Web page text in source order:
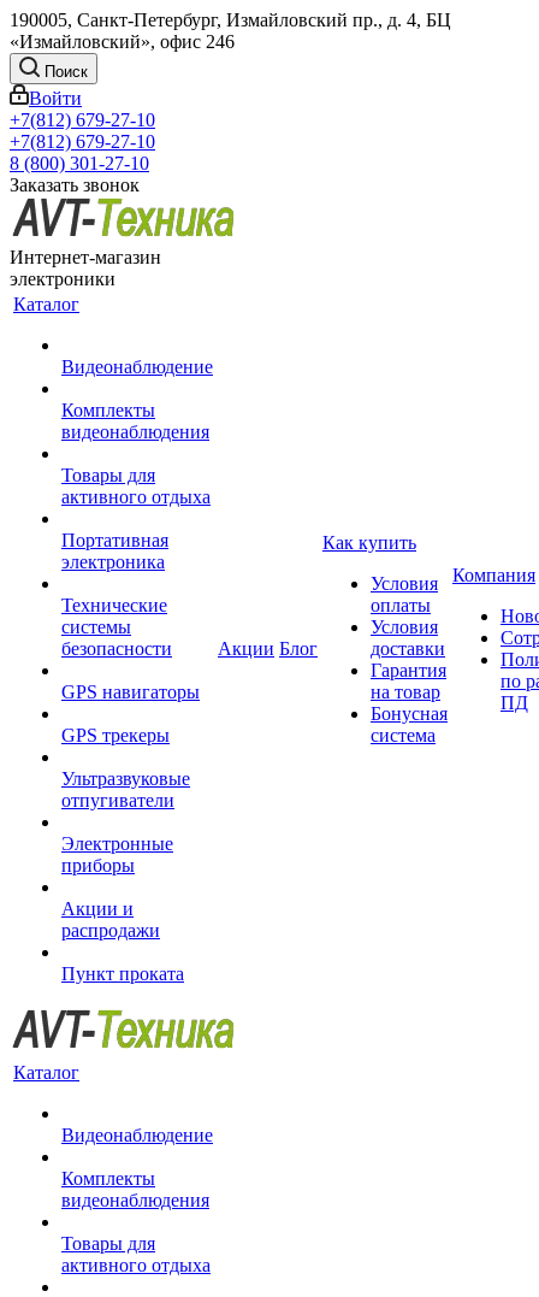
190005, Санкт-Петербург, Измайловский пр., д. 4, БЦ
«Измайловский», офис 246
Поиск
Войти
+7(812) 679-27-10
+7(812) 679-27-10
8 (800) 301-27-10
Заказать звонок
Интернет-магазин
электроники
Каталог
Видеонаблюдение
Комплекты
видеонаблюдения
Товары для
активного отдыха
Портативная
электроника
Технические
системы
безопасности
GPS навигаторы
GPS трекеры
Ультразвуковые
отпугиватели
Электронные
приборы
Акции и
распродажи
Пункт проката
Акции Блог
Как купить
Условия
оплаты
Условия
доставки
Гарантия
на товар
Бонусная
система
Компания
по
ПД
Каталог
Видеонаблюдение
Комплекты
видеонаблюдения
Товары для
активного отдыха